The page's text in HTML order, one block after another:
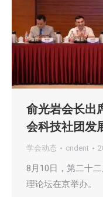
俞光岩会长出
会科技社团发
学会动态 cndent
8月10日，第二十
理论坛在京举办。